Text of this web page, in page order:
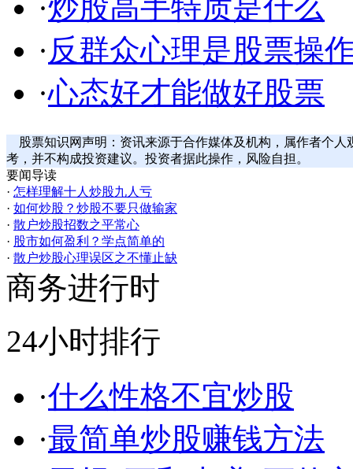
·炒股高手特质是什么
· 反群众心理是股票操
·心态好才能做好股票
股票知识网声明：资讯来源于合作媒体及机构，属作者个人
考，并不构成投资建议。投资者据此操作，风险自担。
要闻导读
· 怎样理解十人炒股九人亏
· 如何炒股？炒股不要只做输家
· 散户炒股招数之平常心
· 股市如何盈利？学点简单的
· 散户炒股心理误区之不懂止缺
商务进行时
24小时排行
·什么性格不宜炒股
·最简单炒股赚钱方法